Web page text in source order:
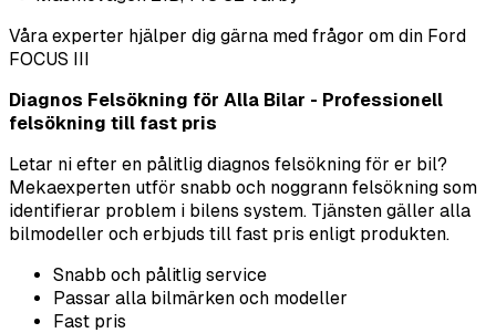
Våra experter hjälper dig gärna med frågor om din Ford
FOCUS III
Diagnos Felsökning för Alla Bilar - Professionell
felsökning till fast pris
Letar ni efter en pålitlig diagnos felsökning för er bil?
Mekaexperten utför snabb och noggrann felsökning som
identifierar problem i bilens system. Tjänsten gäller alla
bilmodeller och erbjuds till fast pris enligt produkten.
Snabb och pålitlig service
Passar alla bilmärken och modeller
Fast pris